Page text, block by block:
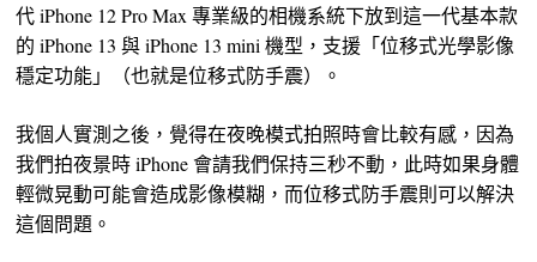
代 iPhone 12 Pro Max 專業級的相機系統下放到這一代基本款
的 iPhone 13 與 iPhone 13 mini 機型，支援「位移式光學影像
穩定功能」（也就是位移式防手震）。
我個人實測之後，覺得在夜晚模式拍照時會比較有感，因為
我們拍夜景時 iPhone 會請我們保持三秒不動，此時如果身體
輕微晃動可能會造成影像模糊，而位移式防手震則可以解決
這個問題。